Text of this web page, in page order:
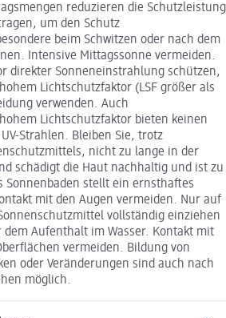
reduzieren die Schutzleistung
um den Schutz
beim Schwitzen oder nach dem
Intensive Mittagssonne vermeiden.
direkter Sonneneinstrahlung schützen,
Lichtschutzfaktor (LSF größer als
verwenden. Auch
Lichtschutzfaktor bieten keinen
Strahlen. Bleiben Sie, trotz
nicht zu lange in der
schädigt die Haut nachhaltig und ist zu
Sonnenbaden stellt ein ernsthaftes
mit den Augen vermeiden. Nur auf
vollständig einziehen
dem Aufenthalt im Wasser. Kontakt mit
vermeiden. Bildung von
oder Veränderungen sind auch nach
möglich.